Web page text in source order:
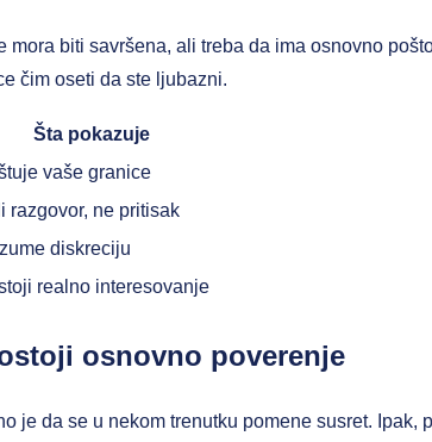
mora biti savršena, ali treba da ima osnovno
čim oseti da ste ljubazni.
Šta pokazuje
vaše granice
razgovor, ne pritisak
diskreciju
realno interesovanje
osnovno poverenje
je da se u nekom trenutku pomene susret. Ipak,